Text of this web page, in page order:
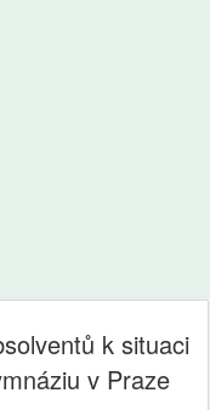
k situaci
v Praze